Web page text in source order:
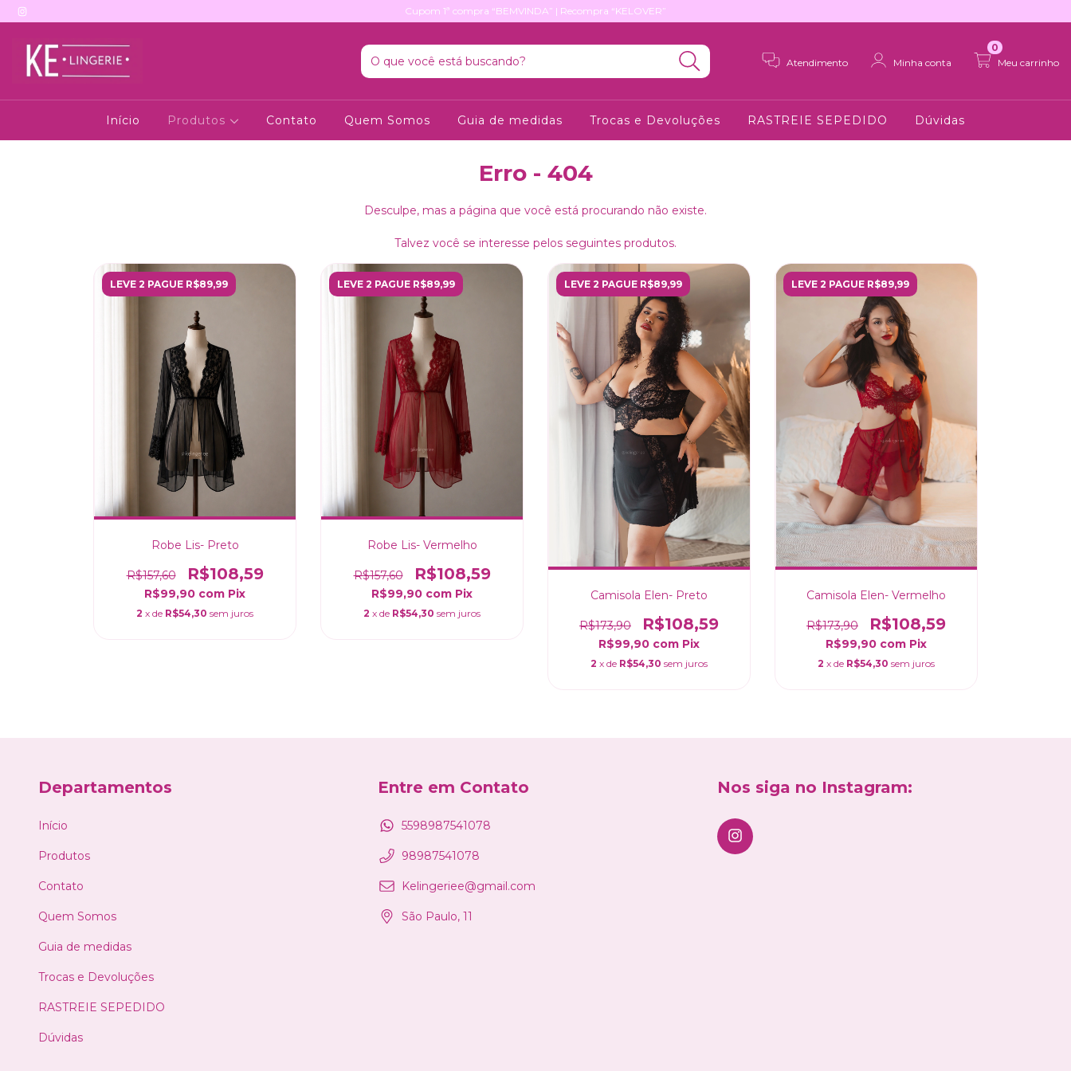
Cupom 1ª compra “BEMVINDA” | Recompra “KELOVER”
Atendimento Minha conta Meu carrinho
0
Início Produtos Contato Quem Somos Guia de medidas Trocas e Devoluções RASTREIE SEPEDIDO Dúvidas
Erro - 404
Desculpe, mas a página que você está procurando não existe.
Talvez você se interesse pelos seguintes produtos.
LEVE 2 PAGUE R$89,99
Robe Lis- Preto
R$157,60 R$108,59
R$99,90 com Pix
2 x de R$54,30 sem juros
LEVE 2 PAGUE R$89,99
Robe Lis- Vermelho
R$157,60 R$108,59
R$99,90 com Pix
2 x de R$54,30 sem juros
LEVE 2 PAGUE R$89,99
Camisola Elen- Preto
R$173,90 R$108,59
R$99,90 com Pix
2 x de R$54,30 sem juros
LEVE 2 PAGUE R$89,99
Camisola Elen- Vermelho
R$173,90 R$108,59
R$99,90 com Pix
2 x de R$54,30 sem juros
Departamentos
Início
Produtos
Contato
Quem Somos
Guia de medidas
Trocas e Devoluções
RASTREIE SEPEDIDO
Dúvidas
Entre em Contato
5598987541078
98987541078
Kelingeriee@gmail.com
São Paulo, 11
Nos siga no Instagram: